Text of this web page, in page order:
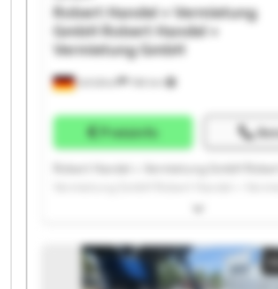
Schüttorf
Robert Handel + Vermietung
GmbHRobert Handel +
Vermietung GmbH
Preisinfo
GmbH Robert Handel + Vermietung GmbH
Vermietung GmbH Robert Handel +
GmbH Robert Handel + Vermietung
Handel + Vermietung GmbH Robert